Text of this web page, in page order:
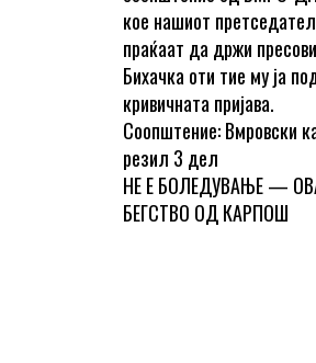
кое нашиот
праќаат да држи
Бихачка оти тие му ја
кривичната пријава.
Соопштение: Вмровски
резил 3 дел
НЕ Е БОЛЕДУВАЊЕ —
БЕГСТВО ОД КАРПОШ